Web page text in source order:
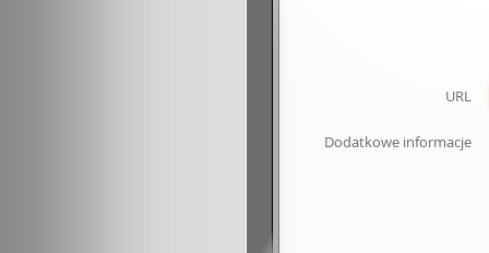
URL
Dodatkowe informacje